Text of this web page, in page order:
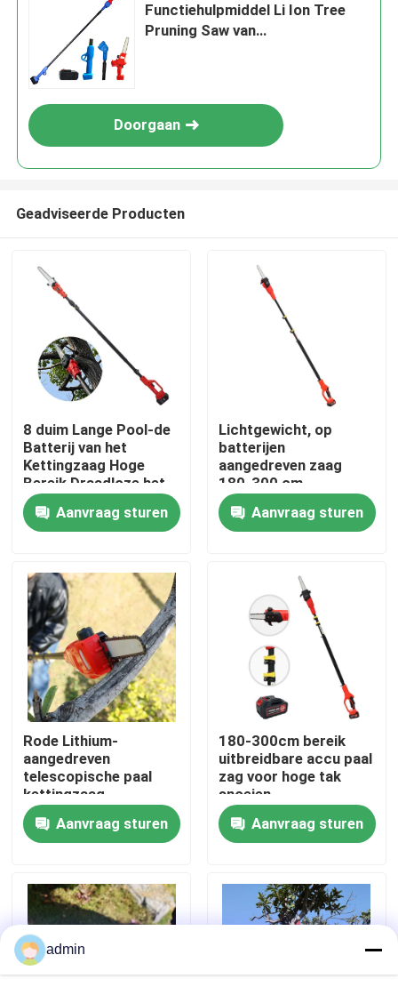
Thuis
Producten
Video's
Over ons
fabrieksdisplay
Neem contact met ons op
Vraag een offerte
Handbediend Mini Chainsaw
elektrische kettingzaag
Functiehulpmiddel Li Ion Tree
Pruning Saw van
Doorgaan
Geadviseerde Producten
8 duim Lange Pool-de
Batterij van het
Kettingzaag Hoge
Bereik Draadloze het
Snoeien Zaag
Aanvraag sturen
Lichtgewicht, op
batterijen
aangedreven zaag
180-300 cm
verstelbare
telescopische paal
ketenzaag
Aanvraag sturen
Rode Lithium-
aangedreven
telescopische paal
kettingzaag
verstelbaar van 180
cm tot 300 cm
Aanvraag sturen
180-300cm bereik
uitbreidbare accu paal
zag voor hoge tak
snoeien
Aanvraag sturen
admin